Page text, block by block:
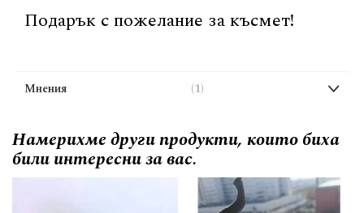
Подарък с пожелание за късмет!
Мнения 1
Намерихме други продукти, които биха
били интересни за вас.